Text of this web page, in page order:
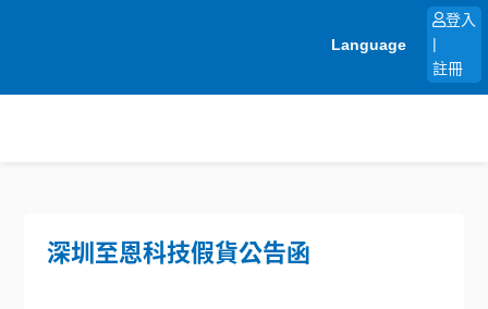
Language
登入
註冊
深圳至恩科技假貨公告函